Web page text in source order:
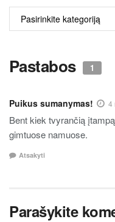
ALKO
TURINYS
Pastabos 1
Puikus sumanymas! 4
Bent kiek tvyrančią
gimtuose namuose.
Atsakyti
Parašykite